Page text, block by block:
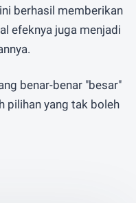
berhasil memberikan
efeknya juga menjadi
benar-benar "besar"
pilihan yang tak boleh